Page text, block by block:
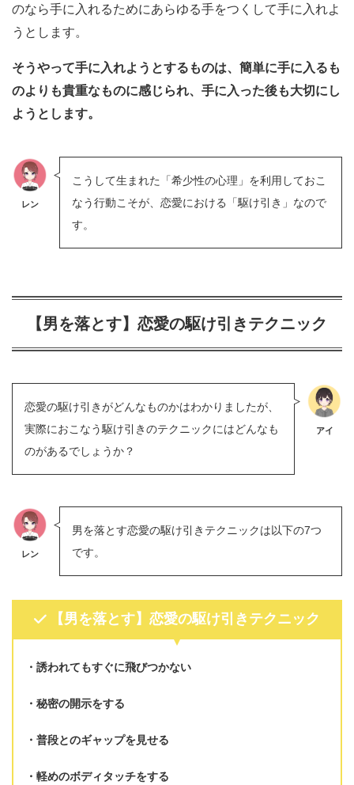
のなら手に入れるためにあらゆる手をつくして手に入れよ
うとします。
そうやって手に入れようとするものは、簡単に手に入るも
のよりも貴重なものに感じられ、手に入った後も大切にし
ようとします。
レン
こうして生まれた「希少性の心理」を利用しておこ
なう行動こそが、恋愛における「駆け引き」なので
す。
【男を落とす】恋愛の駆け引きテクニック
恋愛の駆け引きがどんなものかはわかりましたが、
実際におこなう駆け引きのテクニックにはどんなも
のがあるでしょうか？
アイ
レン
男を落とす恋愛の駆け引きテクニックは以下の7つ
です。
【男を落とす】恋愛の駆け引きテクニック
誘われてもすぐに飛びつかない
秘密の開示をする
普段とのギャップを見せる
軽めのボディタッチをする